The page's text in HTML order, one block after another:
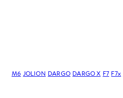
M6 JOLION DARGO DARGO Х F7 F7x